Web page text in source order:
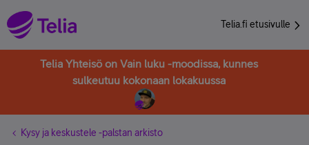
Telia.fi etusivulle
Telia Yhteisö on Vain luku -moodissa, kunnes
sulkeutuu kokonaan lokakuussa
Kysy ja keskustele -palstan arkisto